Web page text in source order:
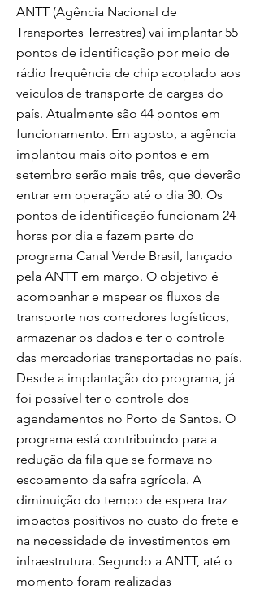
ANTT (Agência Nacional de
Transportes Terrestres) vai implantar 55
pontos de identificação por meio de
rádio frequência de chip acoplado aos
veículos de transporte de cargas do
país. Atualmente são 44 pontos em
funcionamento. Em agosto, a agência
implantou mais oito pontos e em
setembro serão mais três, que deverão
entrar em operação até o dia 30. Os
pontos de identificação funcionam 24
horas por dia e fazem parte do
programa Canal Verde Brasil, lançado
pela ANTT em março. O objetivo é
acompanhar e mapear os fluxos de
transporte nos corredores logísticos,
armazenar os dados e ter o controle
das mercadorias transportadas no país.
Desde a implantação do programa, já
foi possível ter o controle dos
agendamentos no Porto de Santos. O
programa está contribuindo para a
redução da fila que se formava no
escoamento da safra agrícola. A
diminuição do tempo de espera traz
impactos positivos no custo do frete e
na necessidade de investimentos em
infraestrutura. Segundo a ANTT, até o
momento foram realizadas